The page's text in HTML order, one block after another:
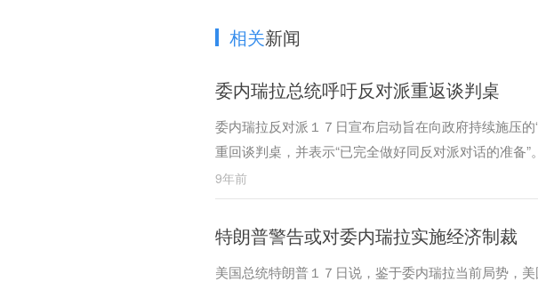
相关新闻
委内瑞拉总统呼吁反对派重返谈判桌
委内瑞拉反对派１７日宣布启动旨在向政府持续施压
重回谈判桌，并表示“已完全做好同反对派对话的准备”。
9年前
特朗普警告或对委内瑞拉实施经济制裁
美国总统特朗普１７日说，鉴于委内瑞拉当前局势，美